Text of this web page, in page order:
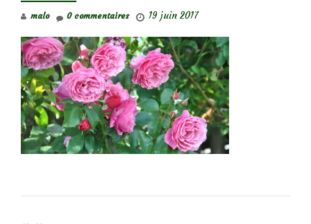
malo 19 juin 2017
0 commentaires